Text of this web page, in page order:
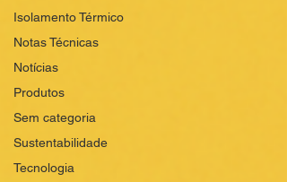
Isolamento Térmico
Notas Técnicas
Notícias
Produtos
Sem categoria
Sustentabilidade
Tecnologia